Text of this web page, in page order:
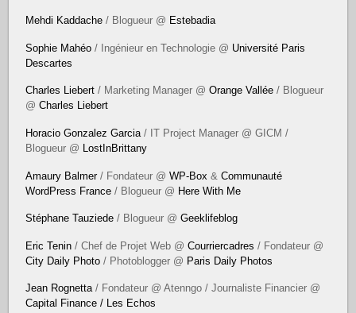
Mehdi Kaddache / Blogueur @ Estebadia
Sophie Mahéo / Ingénieur en Technologie @ Université Paris
Descartes
Charles Liebert / Marketing Manager @Orange Vallée / Blogueur
@Charles Liebert
Horacio Gonzalez Garcia / IT Project Manager @ GICM /
Blogueur @
LostInBrittany
Amaury Balmer/ Fondateur @WP-Box &Communauté
WordPress France / Blogueur @ Here With Me
Stéphane Tauziede / Blogueur @Geeklifeblog
Eric Tenin / Chef de Projet Web @Courriercadres / Fondateur @
City Daily Photo / Photoblogger @ Paris Daily Photos
Jean Rognetta/ Fondateur @ Atenngo / Journaliste Financier @
Capital Finance / Les Echos